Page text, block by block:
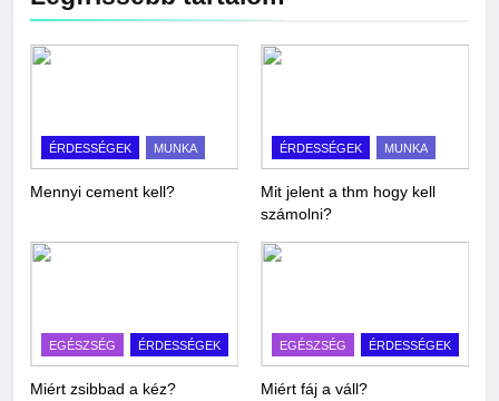
ÉRDESSÉGEK MUNKA
Mennyi cement kell?
ÉRDESSÉGEK MUNKA
Mit jelent a thm hogy kell
számolni?
EGÉSZSÉG ÉRDESSÉGEK
Miért zsibbad a kéz?
EGÉSZSÉG ÉRDESSÉGEK
Miért fáj a váll?